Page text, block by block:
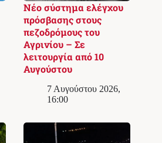
Νέο σύστημα ελέγχου
πρόσβασης στους
πεζοδρόμους του
Αγρινίου – Σε
λειτουργία από 10
Αυγούστου
7 Αυγούστου 2026,
16:00